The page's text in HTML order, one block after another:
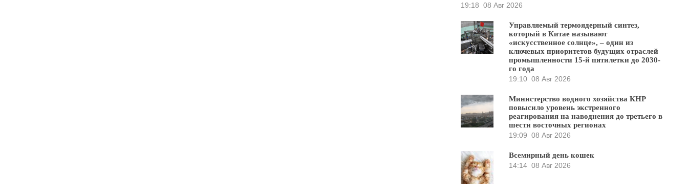
19:18 08 Авг 2026
Управляемый термоядерный синтез,
который в Китае называют
«искусственное солнце», – один из
ключевых приоритетов будущих отраслей
промышленности 15-й пятилетки до 2030-
го года
19:10 08 Авг 2026
Министерство водного хозяйства КНР
повысило уровень экстренного
реагирования на наводнения до третьего в
шести восточных регионах
19:09 08 Авг 2026
Всемирный день кошек
14:14 08 Авг 2026